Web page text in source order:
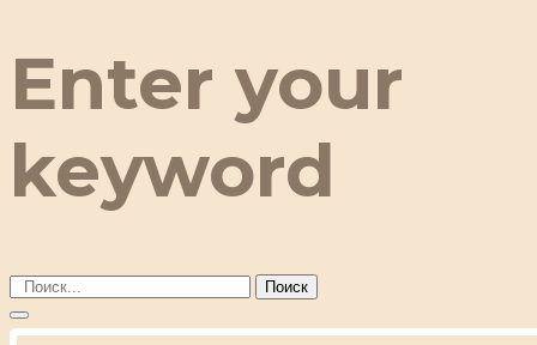
Enter your
keyword
Поиск